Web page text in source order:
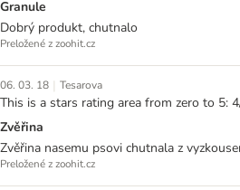
Granule
Dobrý produkt, chutnalo
Preložené z zoohit.cz
06. 03. 18 | Tesarova
This is a stars rating area from zero to 5:
Zvěřina
Zvěřina nasemu psovi chutnala z
Preložené z zoohit.cz